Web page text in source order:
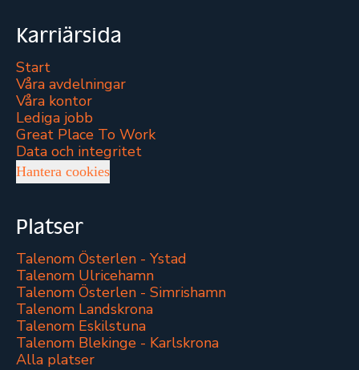
Karriärsida
Start
Våra avdelningar
Våra kontor
Lediga jobb
Great Place To Work
Data och integritet
Hantera cookies
Platser
Talenom Österlen - Ystad
Talenom Ulricehamn
Talenom Österlen - Simrishamn
Talenom Landskrona
Talenom Eskilstuna
Talenom Blekinge - Karlskrona
Alla platser